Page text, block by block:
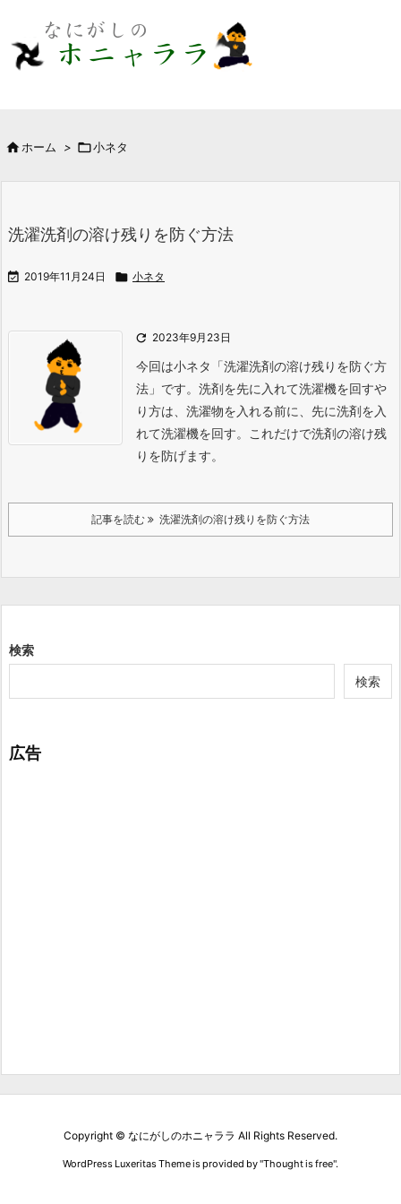
 ホーム > 小ネタ
洗濯洗剤の溶け残りを防ぐ方法
 2019年11月24日  小ネタ
 2023年9月23日
今回は小ネタ「洗濯洗剤の溶け残りを防ぐ方
法」です。 洗剤を先に入れて洗濯機を回すや
り方は、洗濯物を入れる前に、先に洗剤を入
れて洗濯機を回す。これだけで洗剤の溶け残
りを防げます。
記事を読む 洗濯洗剤の溶け残りを防ぐ方法
検索
検索
広告
Copyright © なにがしのホニャララ All Rights Reserved.
WordPress Luxeritas Theme is provided by "Thought is free".